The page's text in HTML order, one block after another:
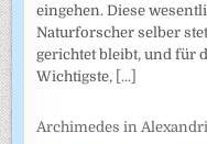
eingehen. Diese
Naturforscher selber
gerichtet bleibt, und für
Wichtigste, [...]
Archimedes in